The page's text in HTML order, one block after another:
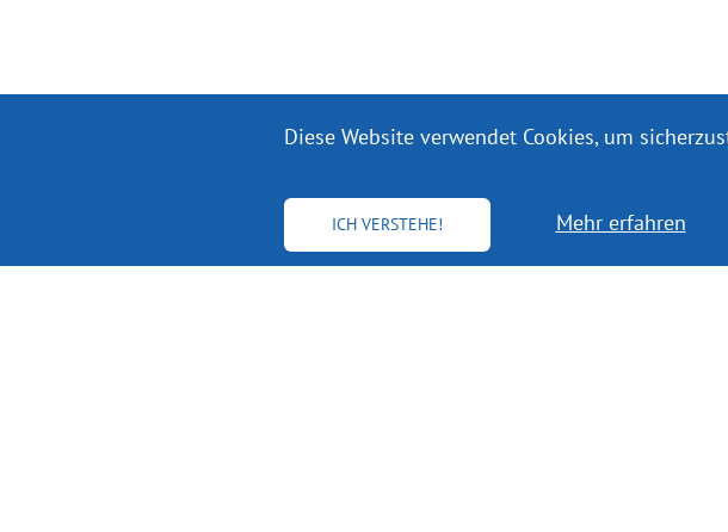
Diese Website verwendet Cookies, um
ICH VERSTEHE! Mehr erfahren
Erhalten Sie bis zu 50 %